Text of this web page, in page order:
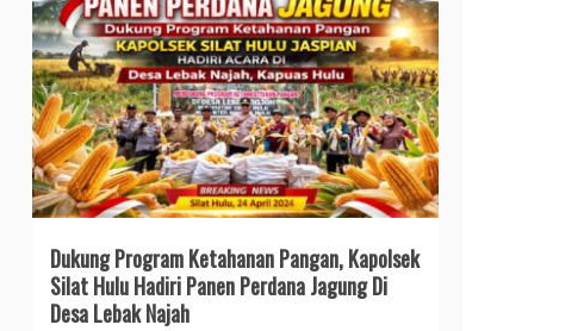
Dukung Program Ketahanan Pangan, Kapolsek
Silat Hulu Hadiri Panen Perdana Jagung Di
Desa Lebak Najah